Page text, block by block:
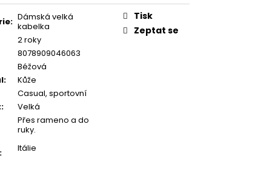
: Dámská velká
kabelka
2 roky
8078909046063
Béžová
:
Kůže
Casual, sportovní
:
Velká
Přes rameno a do
ruky.
: Itálie
Tisk
Zeptat se